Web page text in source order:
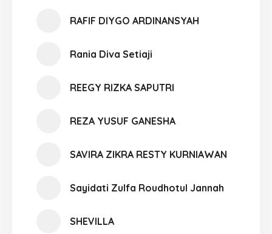
RAFIF DIYGO ARDINANSYAH
Rania Diva Setiaji
REEGY RIZKA SAPUTRI
REZA YUSUF GANESHA
SAVIRA ZIKRA RESTY KURNIAWAN
Sayidati Zulfa Roudhotul Jannah
SHEVILLA